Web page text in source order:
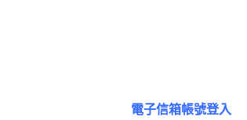
電子信箱帳號登入